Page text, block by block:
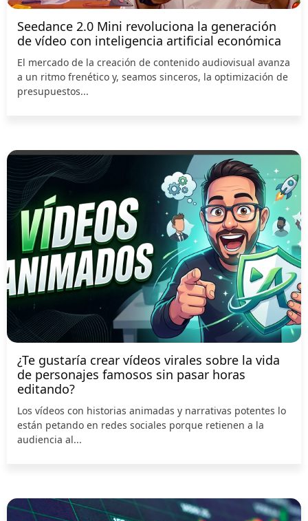
Seedance 2.0 Mini revoluciona la generación
de vídeo con inteligencia artificial económica
El mercado de la creación de contenido audiovisual avanza
a un ritmo frenético y, seamos sinceros, la optimización de
presupuestos...
¿Te gustaría crear vídeos virales sobre la vida
de personajes famosos sin pasar horas
editando?
Los vídeos con historias animadas y narrativas potentes lo
están petando en redes sociales porque retienen a la
audiencia al...